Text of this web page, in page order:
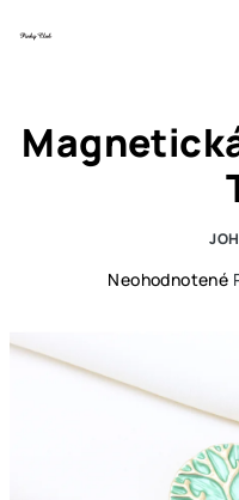
Priemerné
0,0
Neohodnotené